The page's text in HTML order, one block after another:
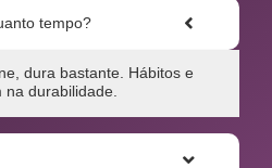
tempo?
dura bastante. Hábitos e
durabilidade.